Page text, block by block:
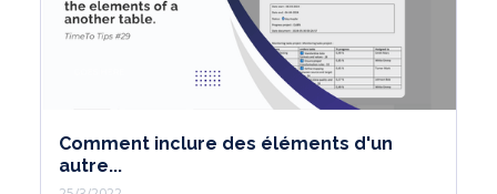
Comment inclure des éléments d'un
autre...